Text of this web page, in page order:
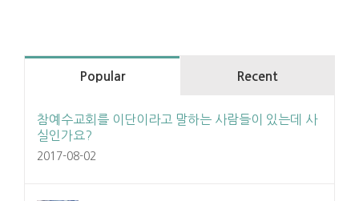
Popular Recent
참예수교회를 이단이라고 말하는 사람들이 있는데 사
실인가요?
2017-08-02